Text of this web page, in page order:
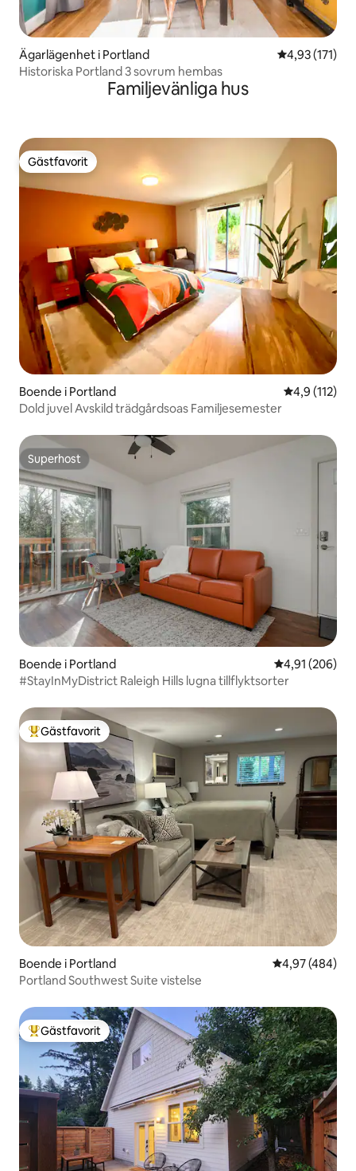
Ägarlägenhet i Portland 4,93 av 5 i
4,93 (171)
Historiska Portland 3 sovrum hembas
Familjevänliga hus
Gästfavorit
Gästfavorit
Boende i Portland 4,9 av 5 i
4,9 (112)
Dold juvel Avskild trädgårdsoas Familjesemester
Superhost
Superhost
Boende i Portland 4,91 av 5 i
4,91 (206)
#StayInMyDistrict Raleigh Hills lugna tillflyktsorter
Populär gästfavorit
Gästfavorit
Boende i Portland 4,97 av 5 i
4,97 (484)
Portland Southwest Suite vistelse
Populär gästfavorit
Gästfavorit